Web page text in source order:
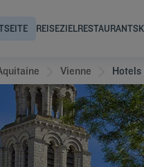
REISEZIELRESTAURANTS
Vienne